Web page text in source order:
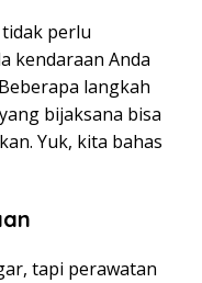
perlu
kendaraan Anda
langkah
bijaksana bisa
Yuk, kita bahas
tapi perawatan